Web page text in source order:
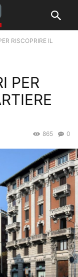
RISCOPRIRE IL
PER
0
865